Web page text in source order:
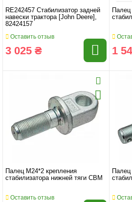
RE242457 Стабилизатор задней
навески трактора [John Deere],
82424157
Оставить отзыв
3 025 ₴
Палец
1
Палец M24*2 крепления
стабилизатора нижней тяги CBM
Оставить отзыв